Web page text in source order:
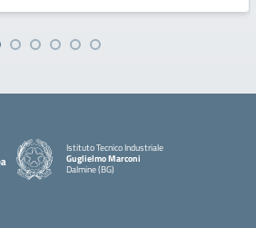
Istituto Tecnico Industriale
Guglielmo Marconi
Dalmine (BG)